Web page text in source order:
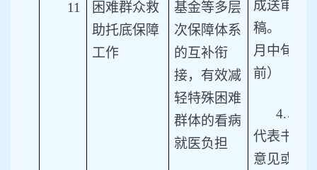
11
困难群众救
助托底保障
工作
基金等多层
次保障体系
的互补衔
接，有效减
轻特殊困难
群体的看病
就医负担
成送审
稿。（6
月中旬
前）
4.以
代表书面
意见或委